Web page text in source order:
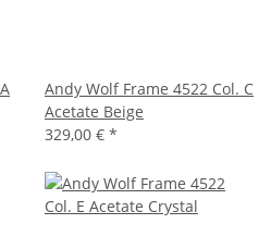
Andy Wolf Frame 4522 Col. C
Acetate Beige
329,00 € *